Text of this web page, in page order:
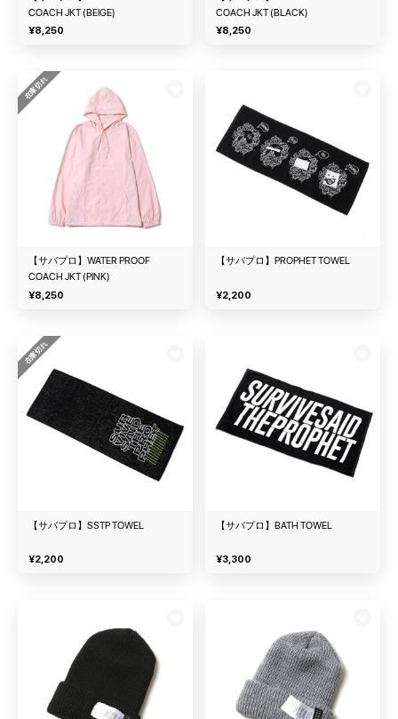
COACH JKT (BEIGE)
¥8,250
COACH JKT (BLACK)
¥8,250
在庫切れ
【サバプロ】WATER PROOF
COACH JKT (PINK)
¥8,250
【サバプロ】PROPHET TOWEL
¥2,200
在庫切れ
【サバプロ】SSTP TOWEL
¥2,200
【サバプロ】BATH TOWEL
¥3,300